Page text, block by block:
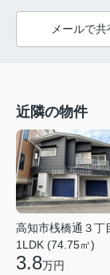
メールで共
近隣の物件
高知市桟橋通３丁
1LDK (74.75㎡)
3.8万円